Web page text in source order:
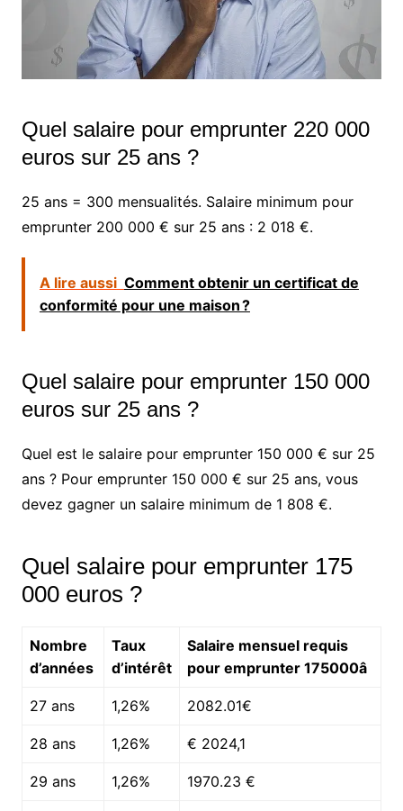
Quel salaire pour emprunter 220 000
euros sur 25 ans ?
25 ans = 300 mensualités. Salaire minimum pour
emprunter 200 000 € sur 25 ans : 2 018 €.
A lire aussi Comment obtenir un certificat de
conformité pour une maison ?
Quel salaire pour emprunter 150 000
euros sur 25 ans ?
Quel est le salaire pour emprunter 150 000 € sur 25
ans ? Pour emprunter 150 000 € sur 25 ans, vous
devez gagner un salaire minimum de 1 808 €.
Quel salaire pour emprunter 175
000 euros ?
Nombre
d’années
Taux
d’intérêt
Salaire mensuel requis
pour emprunter 175000â
27 ans 1,26% 2082.01€
28 ans 1,26% € 2024,1
29 ans 1,26% 1970.23 €